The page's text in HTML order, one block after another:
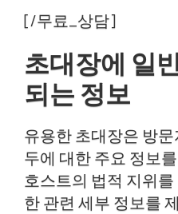
[/무료_상담]
초대장에 일
되는 정보
유용한 초대장은 방
두에 대한 주요 정보
호스트의 법적 지위
한 관련 세부 정보를